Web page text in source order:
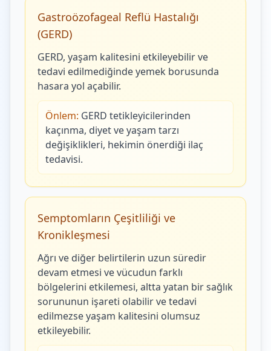
Gastroözofageal Reflü Hastalığı
(GERD)
GERD, yaşam kalitesini etkileyebilir ve
tedavi edilmediğinde yemek borusunda
hasara yol açabilir.
Önlem: GERD tetikleyicilerinden
kaçınma, diyet ve yaşam tarzı
değişiklikleri, hekimin önerdiği ilaç
tedavisi.
Semptomların Çeşitliliği ve
Kronikleşmesi
Ağrı ve diğer belirtilerin uzun süredir
devam etmesi ve vücudun farklı
bölgelerini etkilemesi, altta yatan bir sağlık
sorununun işareti olabilir ve tedavi
edilmezse yaşam kalitesini olumsuz
etkileyebilir.